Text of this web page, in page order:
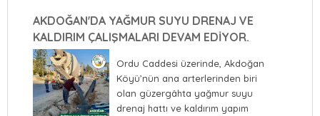
AKDOĞAN'DA YAĞMUR SUYU DRENAJ VE
KALDIRIM ÇALIŞMALARI DEVAM EDİYOR.
Ordu Caddesi üzerinde, Akdoğan
Köyü’nün ana arterlerinden biri
olan güzergâhta yağmur suyu
drenaj hattı ve kaldırım yapım